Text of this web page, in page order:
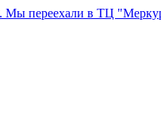
Мы переехали в ТЦ